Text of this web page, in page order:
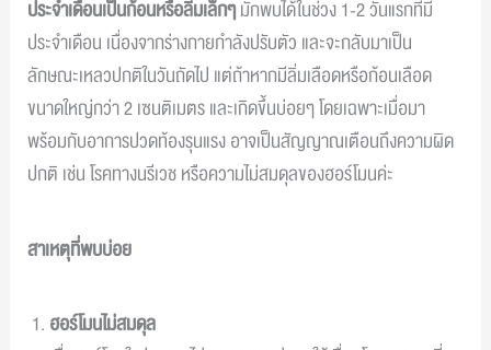
ประจำเดือนเป็นก้อนหรือลิ่มเล็กๆมักพบได้ในช่วง 1-2 วันแรกที่มี
ประจำเดือน เนื่องจากร่างกายกำลังปรับตัว และจะกลับมาเป็น
ลักษณะเหลวปกติในวันถัดไป แต่ถ้าหากมีลิ่มเลือดหรือก้อนเลือด
ขนาดใหญ่กว่า 2 เซนติเมตร และเกิดขึ้นบ่อยๆ โดยเฉพาะเมื่อมา
พร้อมกับอาการปวดท้องรุนแรง อาจเป็นสัญญาณเตือนถึงความผิด
ปกติ เช่น โรคทางนรีเวช หรือความไม่สมดุลของฮอร์โมนค่ะ
สาเหตุที่พบบ่อย
ฮอร์โมนไม่สมดุล